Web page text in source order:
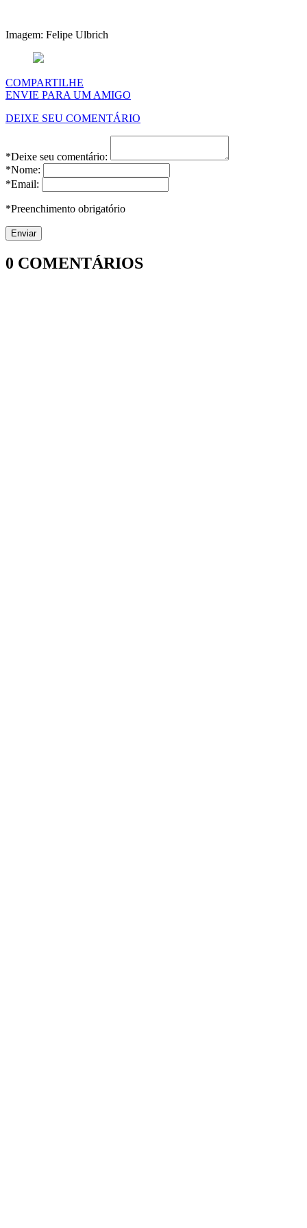
Imagem: Felipe Ulbrich
COMPARTILHE
ENVIE PARA UM AMIGO
DEIXE SEU COMENTÁRIO
*Deixe seu comentário:
*Nome:
*Email:
*Preenchimento obrigatório
0 COMENTÁRIOS